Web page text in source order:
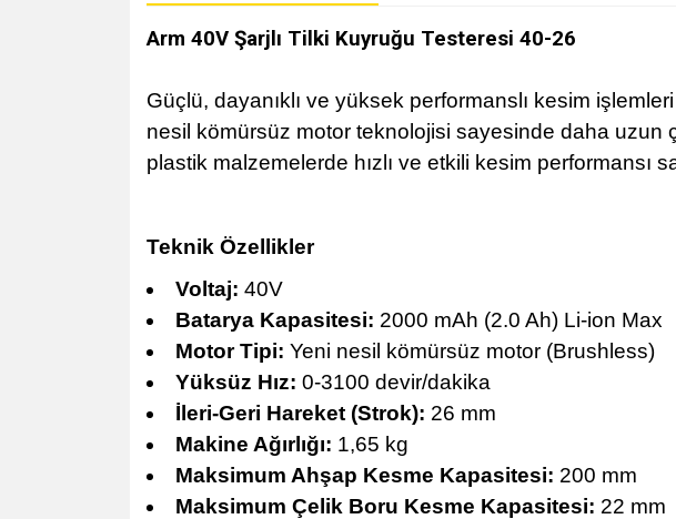
Arm 40V Şarjlı Tilki Kuyruğu Testeresi 40-26
Güçlü, dayanıklı ve yüksek performanslı kesim
nesil kömürsüz motor teknolojisi sayesinde daha uzun
plastik malzemelerde hızlı ve etkili kesim performansı
Teknik Özellikler
Voltaj: 40V
Batarya Kapasitesi: 2000 mAh (2.0 Ah) Li-ion Max
Motor Tipi: Yeni nesil kömürsüz motor (Brushless)
Yüksüz Hız: 0-3100 devir/dakika
İleri-Geri Hareket (Strok): 26 mm
Makine Ağırlığı: 1,65 kg
Maksimum Ahşap Kesme Kapasitesi: 200 mm
Maksimum Çelik Boru Kesme Kapasitesi: 22 mm